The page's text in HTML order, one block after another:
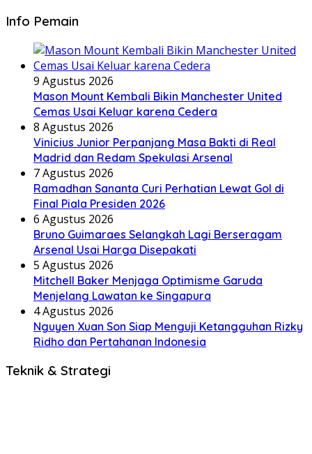
Info Pemain
9 Agustus 2026
Mason Mount Kembali Bikin Manchester United
Cemas Usai Keluar karena Cedera
8 Agustus 2026
Vinicius Junior Perpanjang Masa Bakti di Real
Madrid dan Redam Spekulasi Arsenal
7 Agustus 2026
Ramadhan Sananta Curi Perhatian Lewat Gol di
Final Piala Presiden 2026
6 Agustus 2026
Bruno Guimaraes Selangkah Lagi Berseragam
Arsenal Usai Harga Disepakati
5 Agustus 2026
Mitchell Baker Menjaga Optimisme Garuda
Menjelang Lawatan ke Singapura
4 Agustus 2026
Nguyen Xuan Son Siap Menguji Ketangguhan Rizky
Ridho dan Pertahanan Indonesia
Teknik & Strategi